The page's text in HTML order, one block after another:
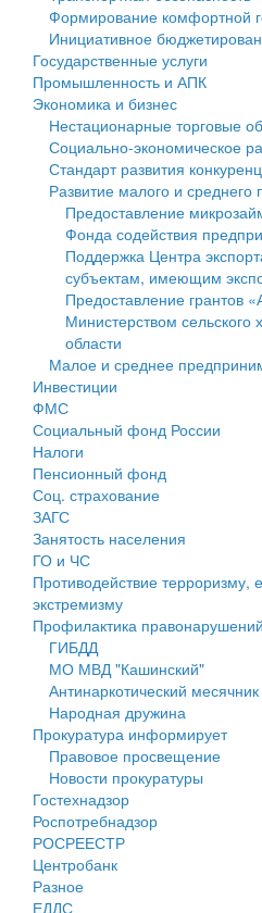
Государственные услуги
Промышленность и АПК
Экономика и бизнес
Символика
Устав
Гостям округа
Туризм
Культура
Образование
Здравоохранение
Социальная защита
Фотоальбом
муниципального округа
Администрация Кашинского
Тверской области
Управление сельскими
Открытые данные
Работа с обращениями
Муниципальный контроль
Муниципальные услуги
Проекты административных
Антимонопольный комплаенс
Противодействие коррупции
Финансовое управление
Бюджет для граждан
Имущество
Выявление
объектов недвижимости
Имущественная поддержка
среднего
Информационная поддержка
среднего предпринимательства
Муниципальные программы
Контрольно-счетная палата
Персональные данные
Оценка регулирующего
Деятельность МУ
Нормативы
Правила землепользования и
Генеральные планы
Проекты планировки
Собрание депутатов
Городское поселение
Сельские поселения
Формирование комфортной
Инициативное
Государственные услуги
Промышленность и АПК
Экономика и бизнес
Нестационарные торговые
Социально-экономическое
Стандарт развития
Развитие малого и среднего
Предоставление
Фонда содействия
Поддержка Центра
субъектам, имеющим
Предоставление грантов
Министерством сельского
области
Малое и среднее
Инвестиции
ФМС
Социальный фонд России
Налоги
Пенсионный фонд
Соц. страхование
ЗАГС
Занятость населения
ГО и ЧС
Противодействие терроризму,
экстремизму
Профилактика правонарушений
ГИБДД
МО МВД "Кашинский"
Антинаркотический месячник
Народная дружина
Прокуратура информирует
Правовое просвещение
Новости прокуратуры
Гостехнадзор
Роспотребнадзор
РОСРЕЕСТР
Центробанк
Разное
ЕДДС